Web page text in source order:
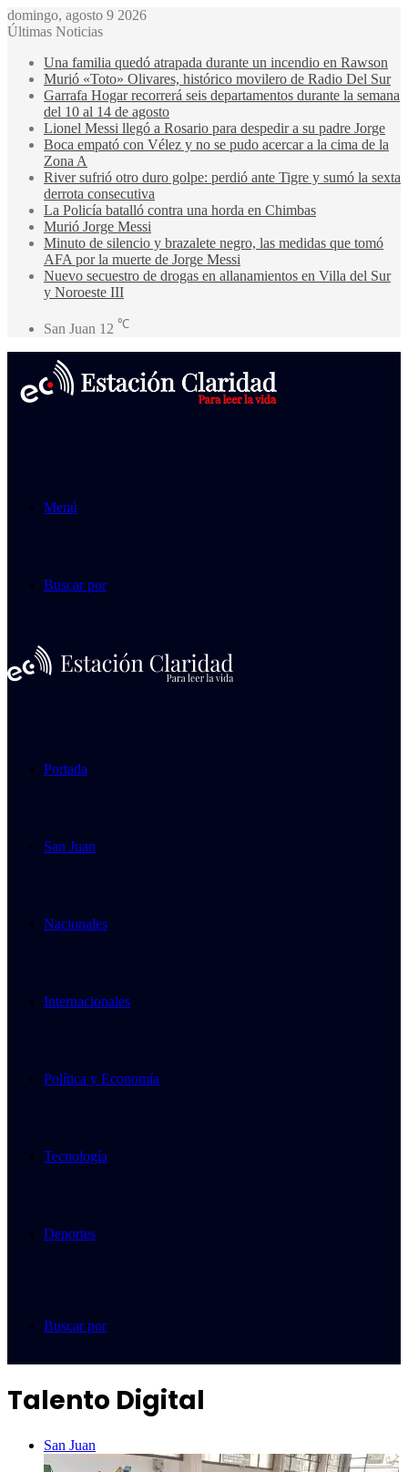
domingo, agosto 9 2026
Últimas Noticias
Una familia quedó atrapada durante un incendio en Rawson
Murió «Toto» Olivares, histórico movilero de Radio Del Sur
Garrafa Hogar recorrerá seis departamentos durante la semana
del 10 al 14 de agosto
Lionel Messi llegó a Rosario para despedir a su padre Jorge
Boca empató con Vélez y no se pudo acercar a la cima de la
Zona A
River sufrió otro duro golpe: perdió ante Tigre y sumó la sexta
derrota consecutiva
La Policía batalló contra una horda en Chimbas
Murió Jorge Messi
Minuto de silencio y brazalete negro, las medidas que tomó
AFA por la muerte de Jorge Messi
Nuevo secuestro de drogas en allanamientos en Villa del Sur
y Noroeste III
San Juan 12 ℃
Menú
Buscar por
Portada
San Juan
Nacionales
Internacionales
Política y Economía
Tecnología
Deportes
Buscar por
Talento Digital
San Juan